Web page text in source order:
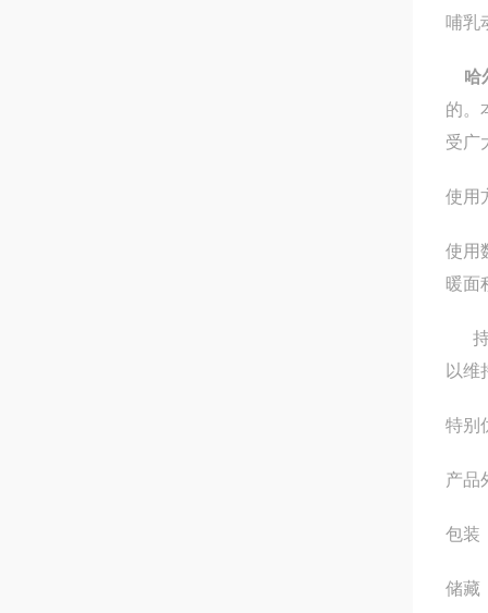
哺乳
哈
的。
受广
使用
使用
暖面
持
以维
特别
产品
包装
储藏